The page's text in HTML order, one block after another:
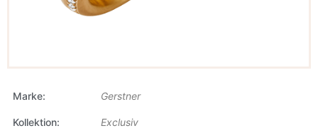
Marke Gerstner
Kollektion Exclusiv